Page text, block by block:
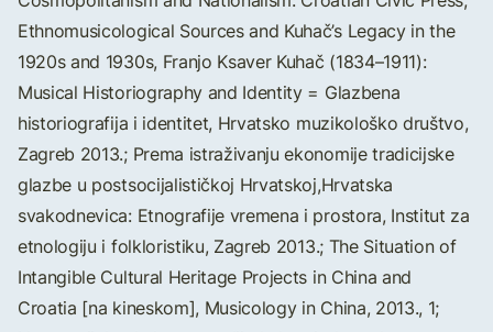
Ethnomusicological Sources and Kuhač’s Legacy in the
1920s and 1930s, Franjo Ksaver Kuhač (1834–1911):
Musical Historiography and Identity = Glazbena
historiografija i identitet, Hrvatsko muzikološko društvo,
Zagreb 2013.; Prema istraživanju ekonomije tradicijske
glazbe u postsocijalističkoj Hrvatskoj,Hrvatska
svakodnevica: Etnografije vremena i prostora, Institut za
etnologiju i folkloristiku, Zagreb 2013.; The Situation of
Intangible Cultural Heritage Projects in China and
Croatia [na kineskom], Musicology in China, 2013., 1;